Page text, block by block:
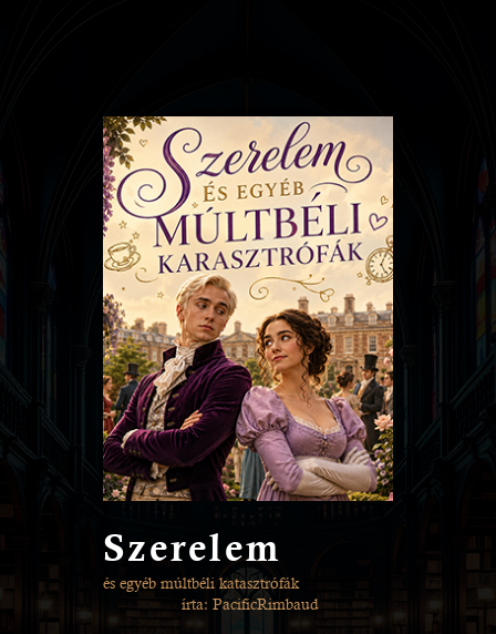
Szerelem
és egyéb múltbéli katasztrófák
írta: PacificRimbaud